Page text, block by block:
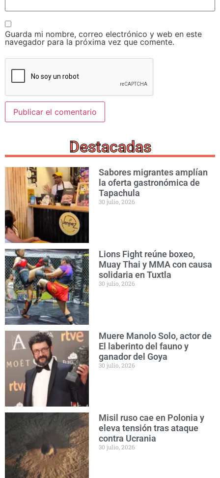
Guarda mi nombre, correo electrónico y web en este
navegador para la próxima vez que comente.
Destacadas
Sabores migrantes amplían
la oferta gastronómica de
Tapachula
30 julio, 2026
Lions Fight reúne boxeo,
Muay Thai y MMA con causa
solidaria en Tuxtla
30 julio, 2026
Muere Manolo Solo, actor de
El laberinto del fauno y
ganador del Goya
30 julio, 2026
Misil ruso cae en Polonia y
eleva tensión tras ataque
contra Ucrania
30 julio, 2026